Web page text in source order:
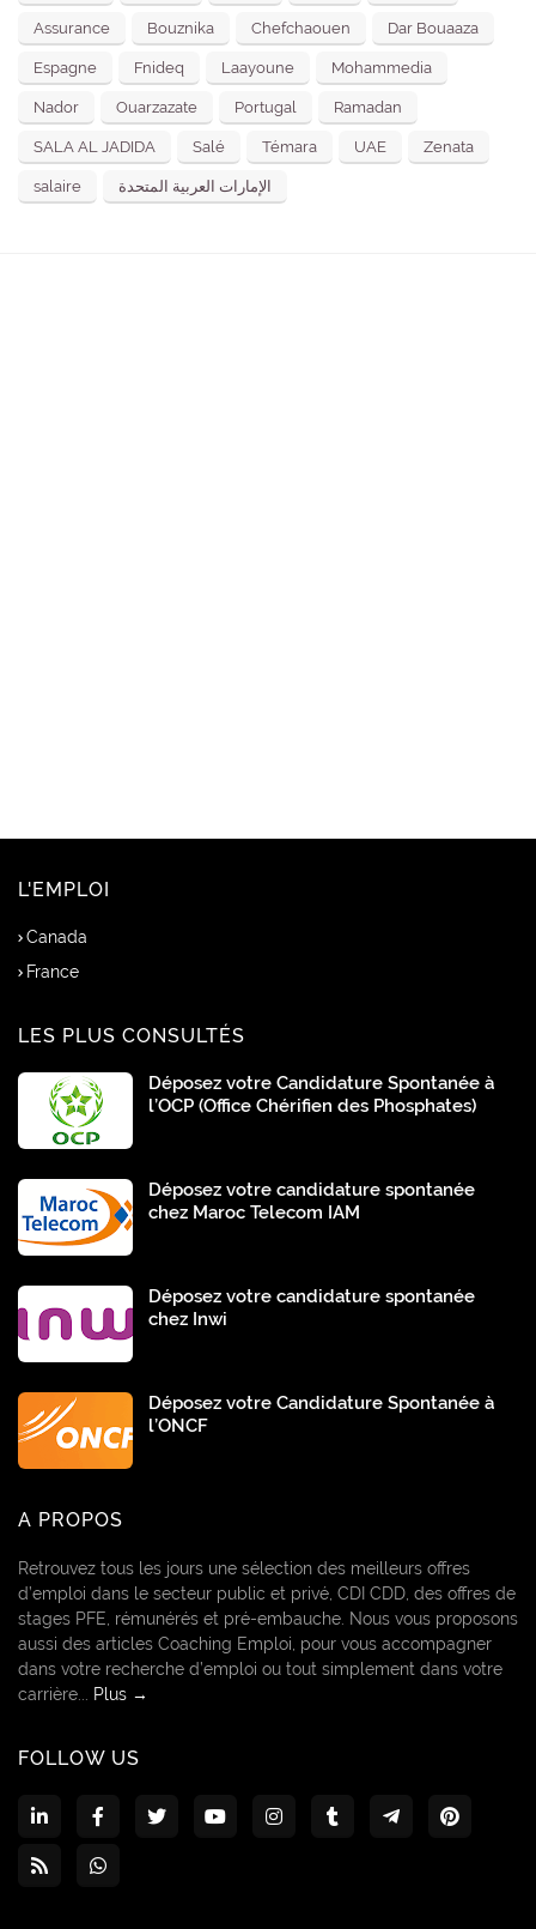
Assurance Bouznika Chefchaouen Dar Bouaaza
Espagne Fnideq Laayoune Mohammedia
Nador Ouarzazate Portugal Ramadan
SALA AL JADIDA Salé Témara UAE Zenata
salaire الإمارات العربية المتحدة
L'EMPLOI
Canada
France
LES PLUS CONSULTÉS
Déposez votre Candidature Spontanée à
l’OCP (Office Chérifien des Phosphates)
Déposez votre candidature spontanée
chez Maroc Telecom IAM
Déposez votre candidature spontanée
chez Inwi
Déposez votre Candidature Spontanée à
l’ONCF
A PROPOS
Retrouvez tous les jours une sélection des meilleurs offres
d’emploi dans le secteur public et privé, CDI CDD, des offres de
stages PFE, rémunérés et pré-embauche. Nous vous proposons
aussi des articles Coaching Emploi, pour vous accompagner
dans votre recherche d’emploi ou tout simplement dans votre
carrière...
Plus →
FOLLOW US